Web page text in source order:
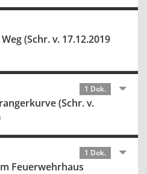
(Schr. v. 17.12.2019
1 Dok.
(Schr. v.
1 Dok.
Feuerwehrhaus